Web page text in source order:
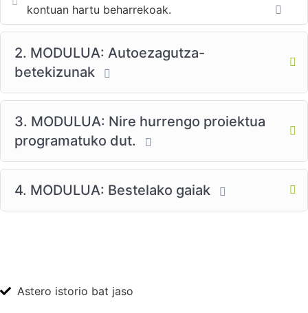
kontuan hartu beharrekoak.
2. MODULUA: Autoezagutza-
betekizunak
3. MODULUA: Nire hurrengo proiektua
programatuko dut.
4. MODULUA: Bestelako gaiak
Astero istorio bat jaso